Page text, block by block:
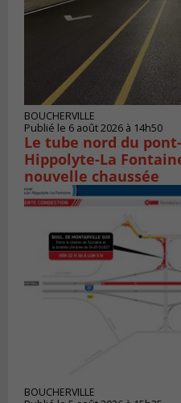
BOUCHERVILLE
Publié le 6 août 2026 à 14h50
Le tube nord du
Hippolyte-La
nouvelle chaussée
BOUCHERVILLE